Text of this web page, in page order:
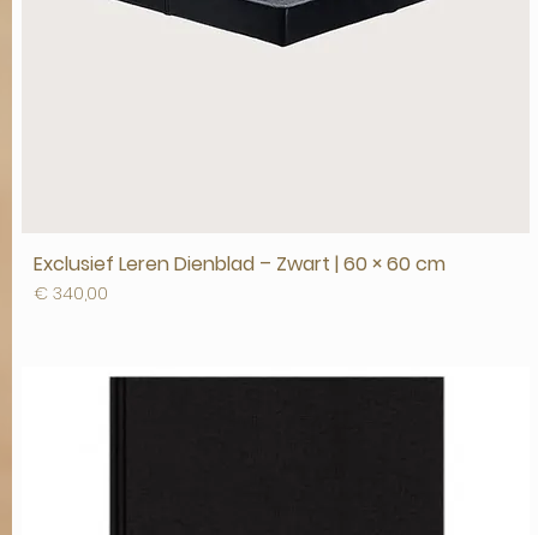
Exclusief Leren Dienblad – Zwart | 60 × 60 cm
Prijs
€ 340,00